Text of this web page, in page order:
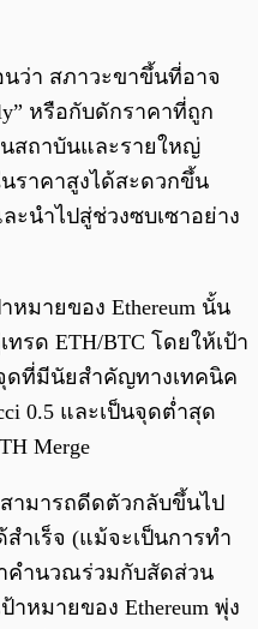
นว่า สภาวะขาขึ้นที่อาจ
หรือกับดักราคาที่ถูก
สถาบันและรายใหญ่
ราคาสูงได้สะดวกขึ้น
ะนำไปสู่ช่วงซบเซาอย่าง
มายของ Ethereum นั้น
ทรด ETH/BTC โดยให้เป้า
ดที่มีนัยสำคัญทางเทคนิค
0.5 และเป็นจุดต่ำสุด
Merge
ามารถดีดตัวกลับขึ้นไป
ำเร็จ (แม้จะเป็นการทำ
าคำนวณร่วมกับสัดส่วน
าหมายของ Ethereum พุ่ง